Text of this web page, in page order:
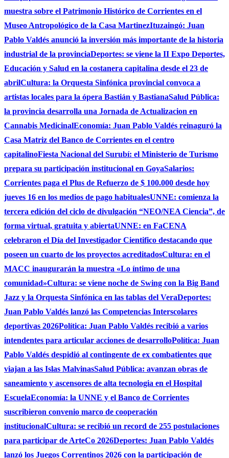
muestra sobre el Patrimonio Histórico de Corrientes en el
Museo Antropológico de la Casa MartinezItuzaingó: Juan
Pablo Valdés anunció la inversión más importante de la historia
industrial de la provinciaDeportes: se viene la II Expo Deportes,
Educación y Salud en la costanera capitalina desde el 23 de
abrilCultura: la Orquesta Sinfónica provincial convoca a
artistas locales para la ópera Bastián y BastianaSalud Pública:
la provincia desarrolla una Jornada de Actualizacion en
Cannabis MedicinalEconomía: Juan Pablo Valdés reinaguró la
Casa Matriz del Banco de Corrientes en el centro
capitalinoFiesta Nacional del Surubí: el Ministerio de Turismo
prepara su participación institucional en GoyaSalarios:
Corrientes paga el Plus de Refuerzo de $ 100.000 desde hoy
jueves 16 en los medios de pago habitualesUNNE: comienza la
tercera edición del ciclo de divulgación “NEO/NEA Ciencia”, de
forma virtual, gratuita y abiertaUNNE: en FaCENA
celebraron el Día del Investigador Cientifico destacando que
poseen un cuarto de los proyectos acreditadosCultura: en el
MACC inaugurarán la muestra «Lo íntimo de una
comunidad»Cultura: se viene noche de Swing con la Big Band
Jazz y la Orquesta Sinfónica en las tablas del VeraDeportes:
Juan Pablo Valdés lanzó las Competencias Interscolares
deportivas 2026Política: Juan Pablo Valdés recibió a varios
intendentes para articular acciones de desarrolloPolítica: Juan
Pablo Valdés despidió al contingente de ex combatientes que
viajan a las Islas MalvinasSalud Pública: avanzan obras de
saneamiento y ascensores de alta tecnologia en el Hospital
EscuelaEconomía: la UNNE y el Banco de Corrientes
suscribieron convenio marco de cooperación
institucionalCultura: se recibió un record de 255 postulaciones
para participar de ArteCo 2026Deportes: Juan Pablo Valdés
lanzó los Juegos Correntinos 2026 con la participación de